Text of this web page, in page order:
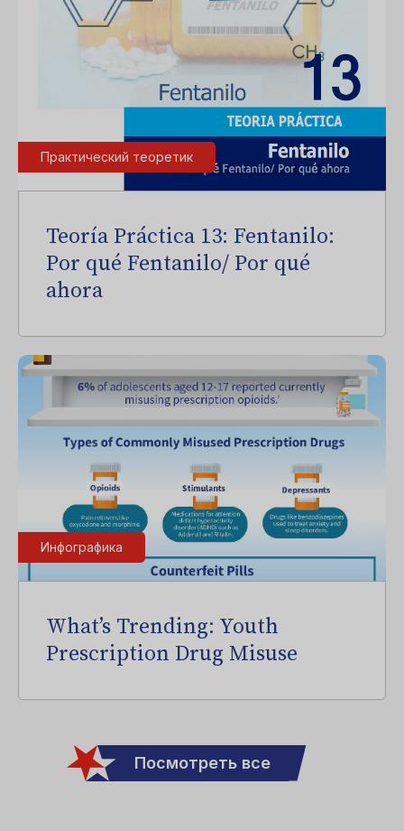
Практический теоретик
Teoría Práctica 13: Fentanilo:
Por qué Fentanilo/ Por qué
ahora
Инфографика
What’s Trending: Youth
Prescription Drug Misuse
Посмотреть все